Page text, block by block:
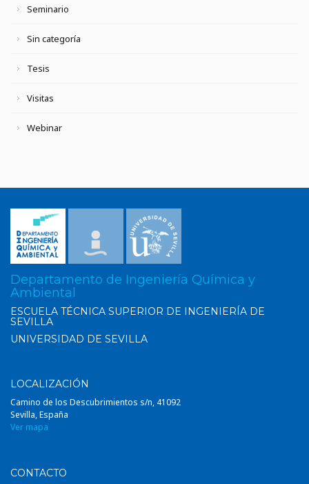
Seminario
Sin categoría
Tesis
Visitas
Webinar
Departamento de Ingeniería Química y
Ambiental
ESCUELA TÉCNICA SUPERIOR DE INGENIERÍA DE
SEVILLA
UNIVERSIDAD DE SEVILLA
LOCALIZACIÓN
Camino de los Descubrimientos s/n, 41092
Sevilla, España
Ver mapa
CONTACTO